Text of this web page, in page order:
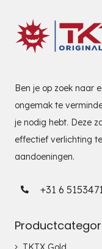
Ben je op zoek naar
ongemak te
je nodig hebt. Deze
effectief verlichting
aandoeningen.
+31 6